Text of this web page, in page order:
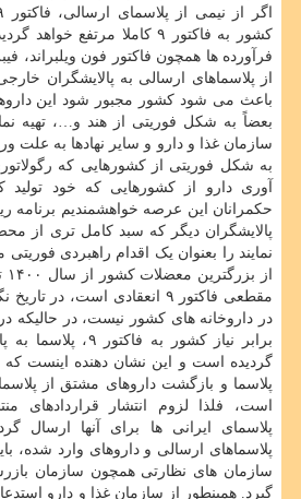
فرآورده ها همچون فاکتور فون ویلبراند،
از پلاسماهای ارسالی به پالایشگران
باعث می شود کشور مجبور شود این داروها
بعضاً به شکل فوریتی از هند و…، تهیه
سازمان غذا و دارو و سایر نهادها به علت
به شکل فوریتی از کشورهایی که
آوری دارو از کشورهایی که خود تولید
حکمرانان این عرصه خواهشمندیم برنامه
پالایشگران دیگر که سبد کامل تری از
برابر نیاز کشور به
گردیده است و این نشان دهنده اینست
پلاسما و بازگشت داروهای مشتق از
است، فلذا لزوم انتشار قراردادهای
پلاسمای ایرانی ها برای آنها ارسال
پلاسماهای ارسالی و داروهای وارد شده،
سازمان های نظارتی همچون سازمان
گیرد. همینطور از سازمان غذا و دارو